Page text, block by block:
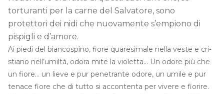
torturanti per la car­ne del Salvatore, sono
protettori dei nidi che nuovamente s’em­piono di
pispigli e d’amore.
Ai piedi del biancospino, fiore quaresimale nella veste e cri­
stiano nell’umiltà, odora mite la violetta… Un odore più che
un fiore… un lieve e pur penetrante odore, un umile e pur
tenace fiore che di tutto si accontenta per vivere e fiorire.